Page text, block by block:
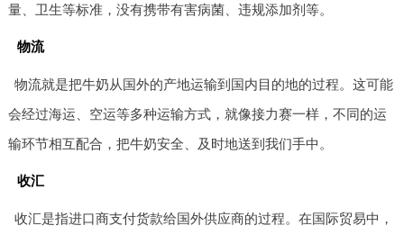
量、卫生等标准，没有携带有害病菌、违规添加剂等。
物流
物流就是把牛奶从国外的产地运输到国内目的地的过程。这可能
会经过海运、空运等多种运输方式，就像接力赛一样，不同的运
输环节相互配合，把牛奶安全、及时地送到我们手中。
收汇
收汇是指进口商支付货款给国外供应商的过程。在国际贸易中，